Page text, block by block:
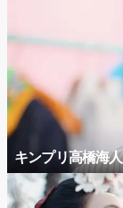
キンプリ高橋海